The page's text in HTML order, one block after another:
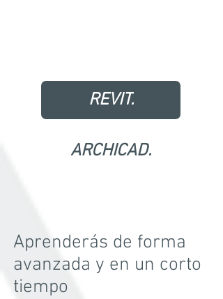
REVIT.
ARCHICAD.
Aprenderás de forma
avanzada y en un corto
tiempo